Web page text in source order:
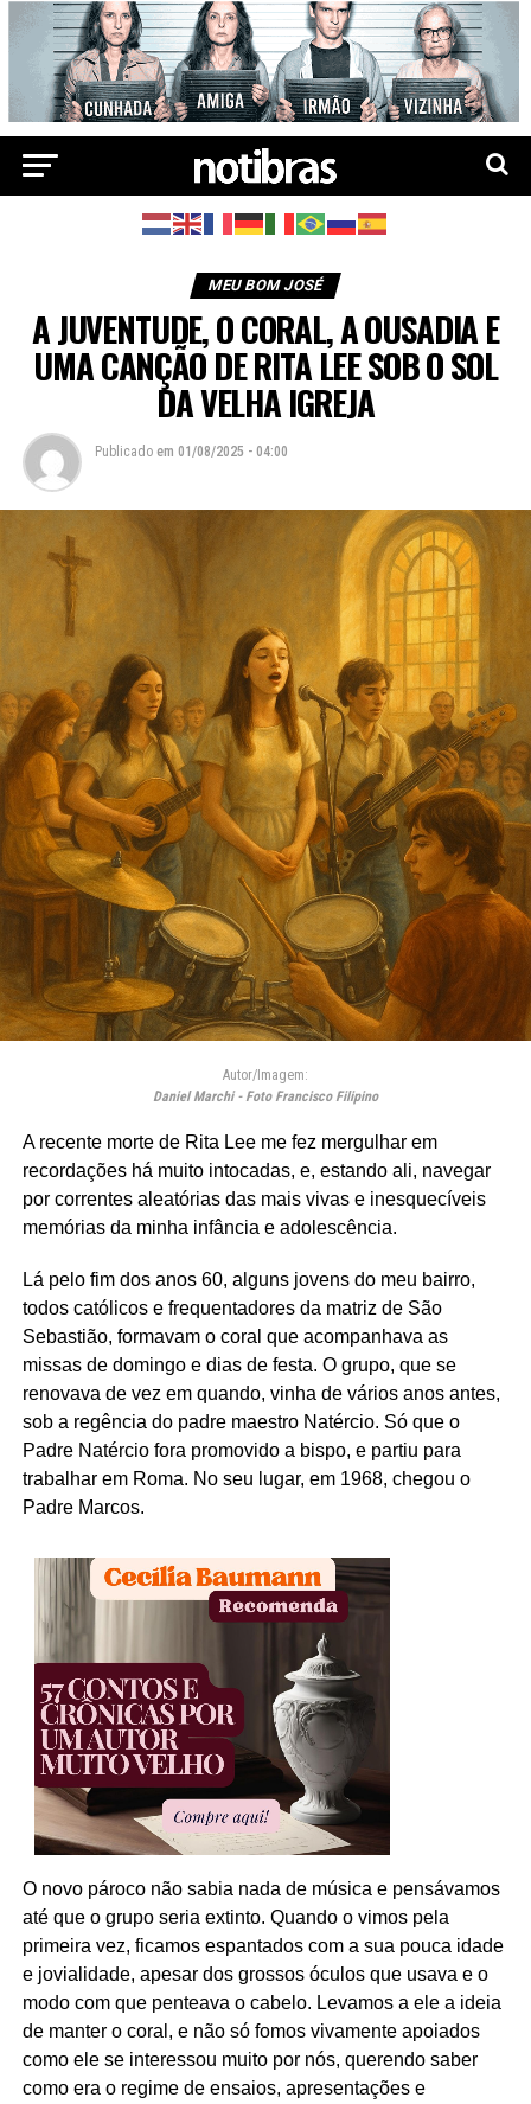
MEU BOM JOSÉ
A JUVENTUDE, O CORAL, A OUSADIA E
UMA CANÇÃO DE RITA LEE SOB O SOL
DA VELHA IGREJA
Publicado em 01/08/2025 - 04:00
Autor/Imagem:
Daniel Marchi - Foto Francisco Filipino
A recente morte de Rita Lee me fez mergulhar em
recordações há muito intocadas, e, estando ali, navegar
por correntes aleatórias das mais vivas e inesquecíveis
memórias da minha infância e adolescência.
Lá pelo fim dos anos 60, alguns jovens do meu bairro,
todos católicos e frequentadores da matriz de São
Sebastião, formavam o coral que acompanhava as
missas de domingo e dias de festa. O grupo, que se
renovava de vez em quando, vinha de vários anos antes,
sob a regência do padre maestro Natércio. Só que o
Padre Natércio fora promovido a bispo, e partiu para
trabalhar em Roma. No seu lugar, em 1968, chegou o
Padre Marcos.
O novo pároco não sabia nada de música e pensávamos
até que o grupo seria extinto. Quando o vimos pela
primeira vez, ficamos espantados com a sua pouca idade
e jovialidade, apesar dos grossos óculos que usava e o
modo com que penteava o cabelo. Levamos a ele a ideia
de manter o coral, e não só fomos vivamente apoiados
como ele se interessou muito por nós, querendo saber
como era o regime de ensaios, apresentações e